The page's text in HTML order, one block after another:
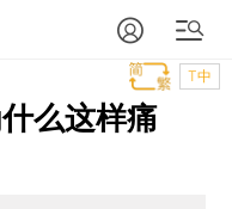
T中
么这样痛